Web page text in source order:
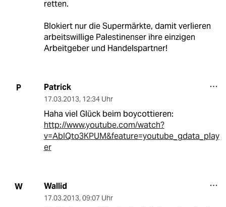
retten.
Blokiert nur die Supermärkte, damit verlieren
arbeitswillige Palestinenser ihre einzigen
Arbeitgeber und Handelspartner!
P Patrick
17.03.2013, 12:34 Uhr
Haha viel Glück beim boycottieren:
http://www.youtube.com/watch?
v=AbIQto3KPUM&feature=youtube_gdata_play
er
W Wallid
17.03.2013, 09:07 Uhr